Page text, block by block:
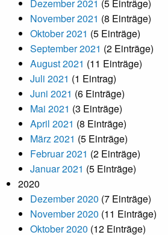
Dezember 2021 (5 Einträge)
November 2021 (8 Einträge)
Oktober 2021 (5 Einträge)
September 2021 (2 Einträge)
August 2021 (11 Einträge)
Juli 2021 (1 Eintrag)
Juni 2021 (6 Einträge)
Mai 2021 (3 Einträge)
April 2021 (8 Einträge)
März 2021 (5 Einträge)
Februar 2021 (2 Einträge)
Januar 2021 (5 Einträge)
2020
Dezember 2020 (7 Einträge)
November 2020 (11 Einträge)
Oktober 2020 (12 Einträge)